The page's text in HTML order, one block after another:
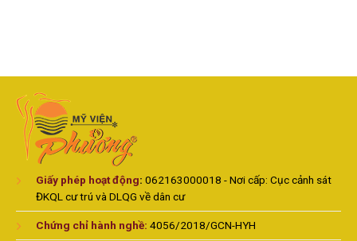
Giấy phép hoạt động: 062163000018 - Nơi cấp: Cục cảnh sát
ĐKQL cư trú và DLQG về dân cư
Chứng chỉ hành nghề: 4056/2018/GCN-HYH